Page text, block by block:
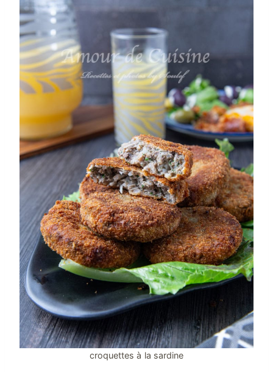
croquettes à la sardine